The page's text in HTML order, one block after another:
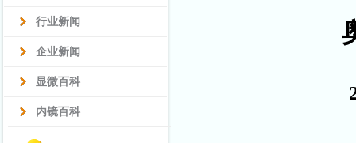
行业新闻
企业新闻
显微百科
内镜百科